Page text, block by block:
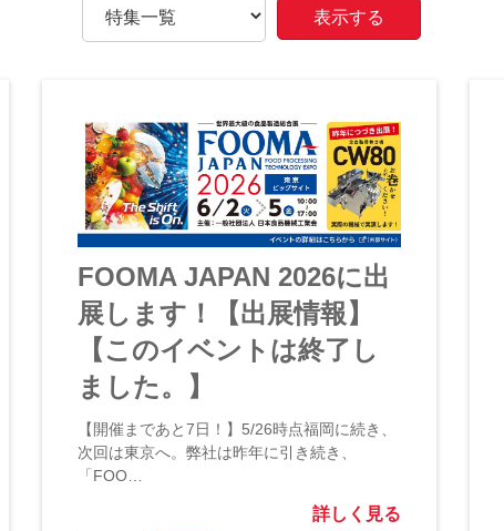
FOOMA JAPAN 2026に出
展します！【出展情報】
【このイベントは終了し
ました。】
【開催まであと7日！】5/26時点福岡に続き、
次回は東京へ。弊社は昨年に引き続き、
「FOO…
詳しく見る